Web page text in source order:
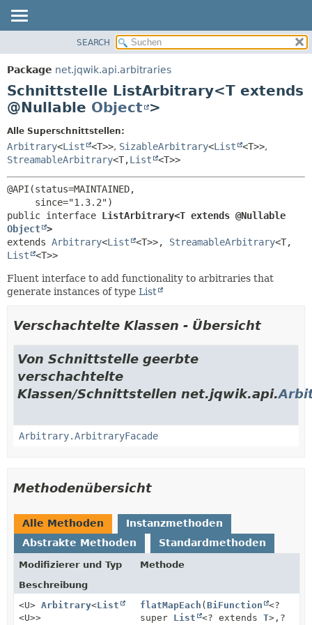
PACKAGE
KLASSE
BAUM
HILFE
KONSTRUKTOR
DETAILS:
SEARCH
Package net.jqwik.api.arbitraries
Schnittstelle ListArbitrary<T extends
@Nullable Object >
Alle Superschnittstellen:
Arbitrary<List <T>>, SizableArbitrary<List <T>>,
StreamableArbitrary<T,List <T>>
@API(status=MAINTAINED,
public interface
Object >
extends Arbitrary<List <T>>, StreamableArbitrary<T,
List
<T>>
Fluent interface to add functionality to arbitraries that
generate instances of type List
Verschachtelte Klassen - Übersicht
Von Schnittstelle geerbte
verschachtelte
Klassen/Schnittstellen net.jqwik.api.
Arbitrary.ArbitraryFacade
Methodenübersicht
Alle Methoden
Instanzmethoden
Abstrakte Methoden
Standardmethoden
Modifizierer und Typ
Methode
Beschreibung
<U> Arbitrary<List
<U>>
flatMapEach (BiFunction
<?
super List <? extendsT>, ?